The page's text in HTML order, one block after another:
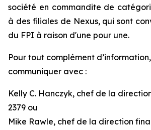
société en commandite de
à des filiales de Nexus, qui sont
du FPI à raison d'une pour une.
Pour tout complément
communiquer avec :
Kelly C. Hanczyk, chef de la
2379 ou
Mike Rawle, chef de la direction